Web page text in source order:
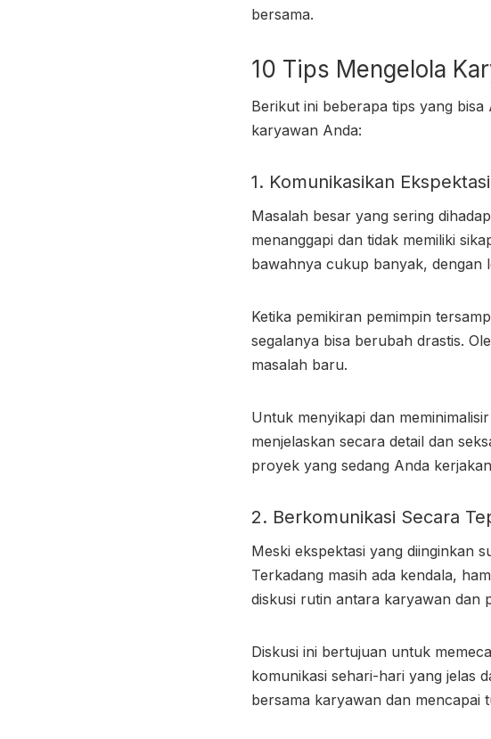
bersama.
10 Tips Mengelola
Berikut ini beberapa tips yang
karyawan Anda:
1. Komunikasikan
Masalah besar yang sering
menanggapi dan tidak memiliki
bawahnya cukup banyak, dengan
Ketika pemikiran pemimpin
segalanya bisa berubah drastis.
masalah baru.
Untuk menyikapi dan
menjelaskan secara detail dan
proyek yang sedang Anda
2. Berkomunikasi Secara
Meski ekspektasi yang diinginkan
Terkadang masih ada kendala,
diskusi rutin antara karyawan dan
Diskusi ini bertujuan untuk
komunikasi sehari-hari yang jelas
bersama karyawan dan mencapai